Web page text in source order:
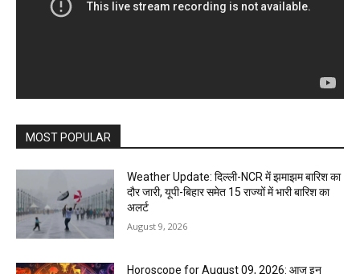
MOST POPULAR
Weather Update: दिल्ली-NCR में झमाझम बारिश का
दौर जारी, यूपी-बिहार समेत 15 राज्यों में भारी बारिश का
अलर्ट
August 9, 2026
Horoscope for August 09, 2026: आज इन